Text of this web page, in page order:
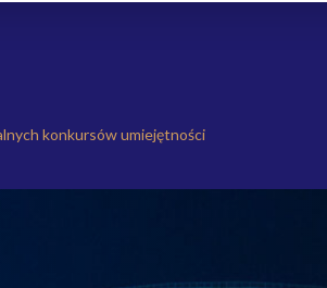
konkursów umiejętności